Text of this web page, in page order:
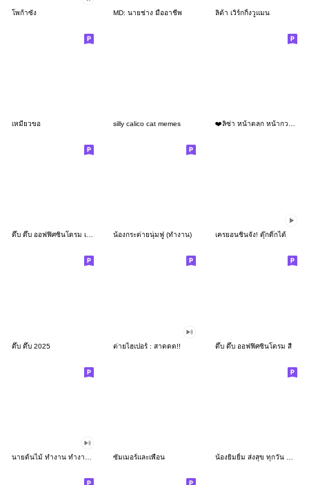
โพก้าซัง MD: นายช่าง มืออาชีพ ลิต้า เวิร์กกิ้งวูแมน
เหมียวขอ silly calico cat memes
ดึ๊บ ดึ๊บ ออฟฟิศซินโดรม เก้า น้องกระต่ายนุ่มฟู (ทำงาน) เครยอนชินจัง! ดุ๊กดิ๊กได้
ดึ๊บ ดึ๊บ 2025 ต่ายไฮเปอร์ : สาดดด!! ดึ๊บ ดึ๊บ ออฟฟิศซินโดรม สี่
ซัมเมอร์และเพื่อน